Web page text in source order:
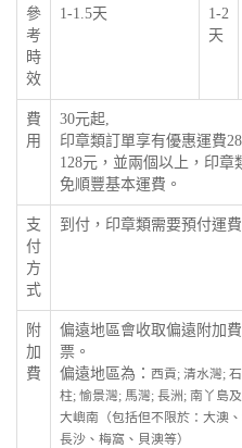
參
考
時
效
1-1.5天
1-2
天
費
用
30元起,
印章類訂單享有優惠運費
128元，並兩個以上，印章
免順豐基本運費。
支
付
方
式
到付，印章類需要預付運費
附
加
費
偏遠地區會收取偏遠附加
票。
偏遠地區為： 西貢; 清水灣;
柱; 愉景灣; 馬灣; 長洲; 南丫島
大嶼南（包括但不限於：大澳、
長沙、梅窩、貝澳等）